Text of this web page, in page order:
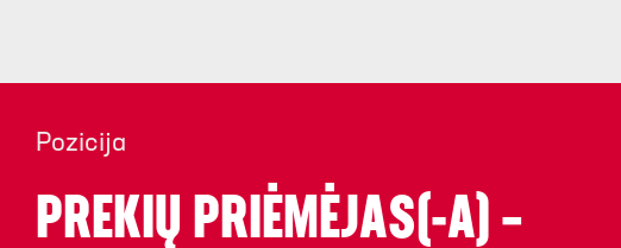
Pozicija
PREKIŲ PRIĖMĖJAS(-A) –